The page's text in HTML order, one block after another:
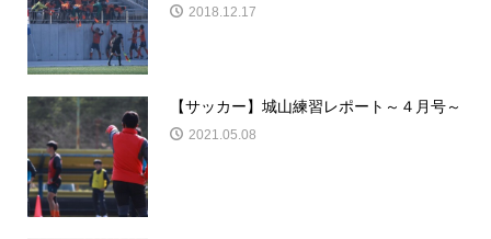
2018.12.17
【サッカー】城山練習レポート～４月号～
2021.05.08